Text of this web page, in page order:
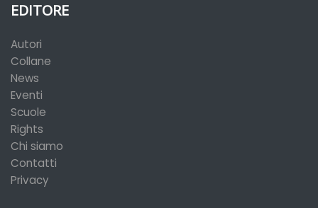
EDITORE
Autori
Collane
News
Eventi
Scuole
Rights
Chi siamo
Contatti
Privacy